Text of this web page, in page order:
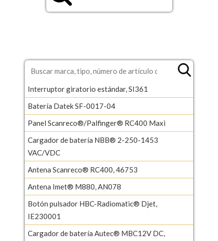
Interruptor giratorio estándar, SI361
Batería Datek SF-0017-04
Panel Scanreco®/Palfinger® RC400 Maxi
Cargador de batería NBB® 2-250-1453
VAC/VDC
Antena Scanreco® RC400, 46753
Antena Imet® M880, AN078
Botón pulsador HBC-Radiomatic® Djet,
IE230001
Cargador de batería Autec® MBC12V DC,